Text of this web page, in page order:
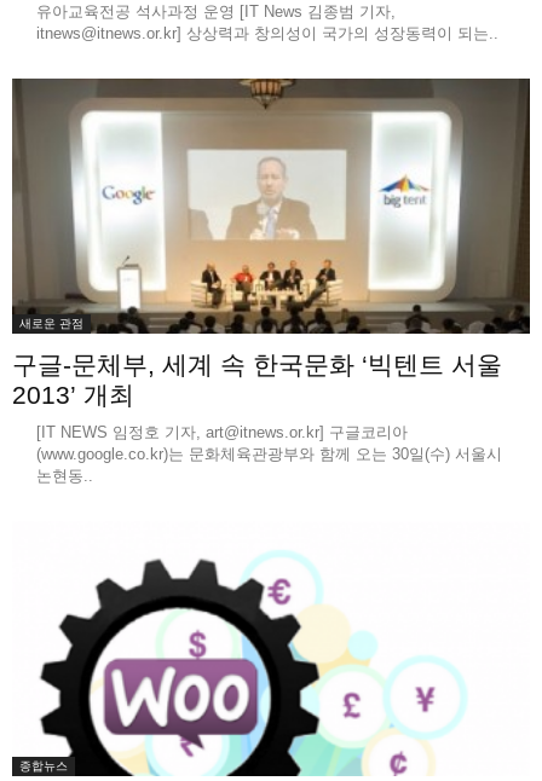
유아교육전공 석사과정 운영 [IT News 김종범 기자,
itnews@itnews.or.kr] 상상력과 창의성이 국가의 성장동력이 되는..
새로운 관점
구글-문체부, 세계 속 한국문화 ‘빅텐트 서울
2013’ 개최
[IT NEWS 임정호 기자, art@itnews.or.kr] 구글코리아
(www.google.co.kr)는 문화체육관광부와 함께 오는 30일(수) 서울시
논현동..
종합뉴스